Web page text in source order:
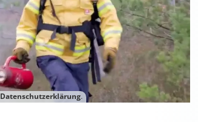
Datenschutzerklärung.